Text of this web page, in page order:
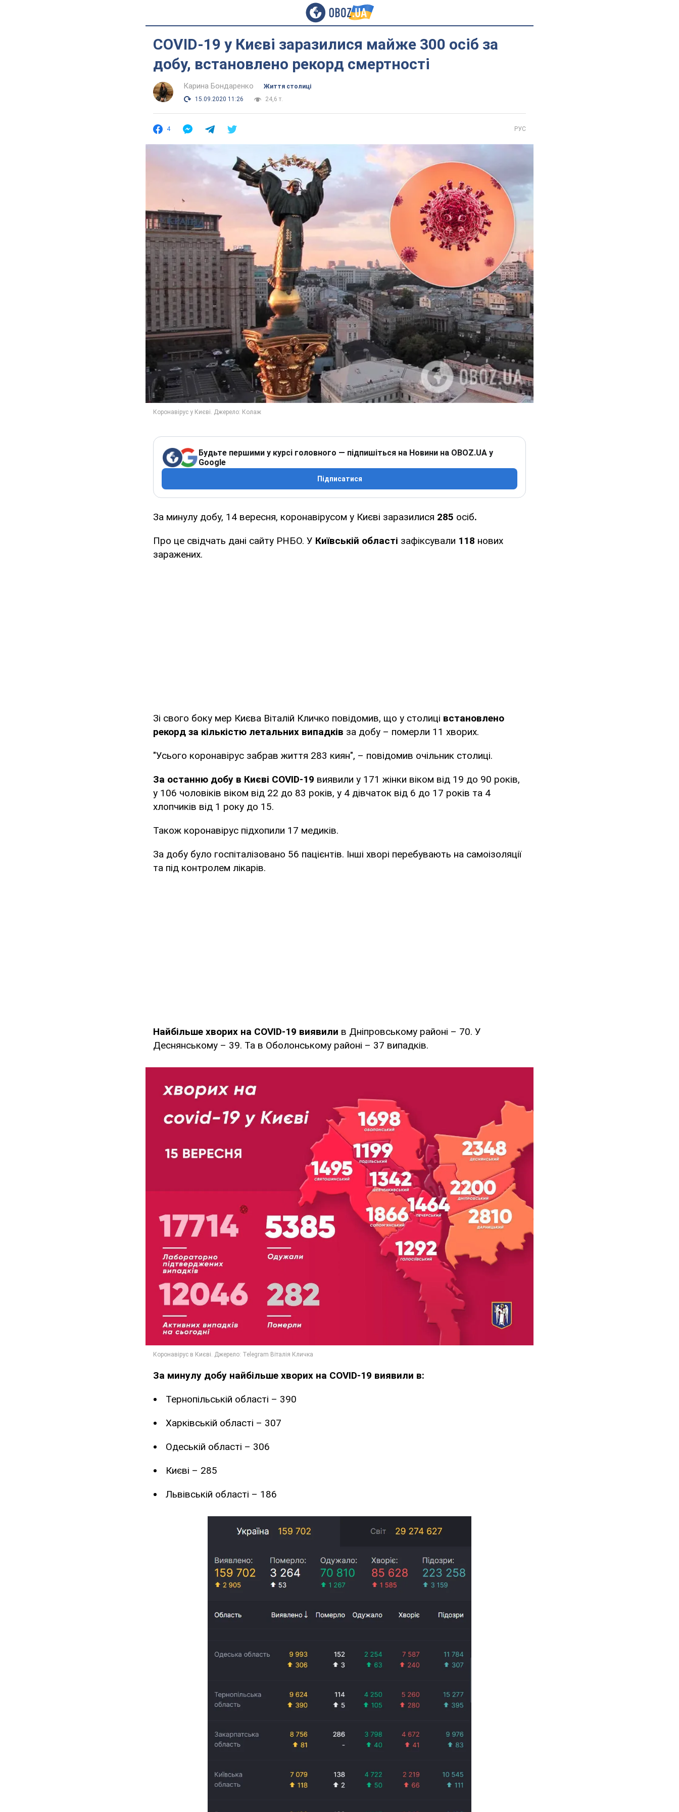
COVID-19 у Києві заразилися майже 300 осіб за
добу, встановлено рекорд смертності
Карина Бондаренко
Життя столиці
15.09.2020 11:26
24,6 т.
4 РУС
Будьте першими у курсі головного — підпишіться на Новини на OBOZ.UA у
Google
Підписатися
За минулу добу, 14 вересня, коронавірусом у Києві заразилися 285 осіб.
Про це свідчать дані сайту РНБО. У Київській області зафіксували 118 нових
заражених.
Зі свого боку мер Києва Віталій Кличко повідомив, що у столиці встановлено
рекорд за кількістю летальних випадків за добу – померли 11 хворих.
"Усього коронавірус забрав життя 283 киян", – повідомив очільник столиці.
За останню добу в Києві COVID-19 виявили у ️171 жінки віком від 19 до 90 років,
у 106 чоловіків віком від 22 до 83 рокiв, у 4 дівчаток від 6 до 17 років та 4
хлопчиків від 1 року до 15.
Також коронавірус підхопили 17 медиків.
За добу було госпіталізовано 56 пацієнтів. Інші хворі перебувають на самоізоляції
та під контролем лікарів.
Найбільше хворих на COVID-19 виявили в Дніпровському районі – 70. У
Деснянському – 39. Та в Оболонському районі – 37 випадків.
За минулу добу найбільше хворих на COVID-19 виявили в:
Тернопільській області – 390
Харківській області – 307
Одеській області – 306
Києві – 285
Львівській області – 186